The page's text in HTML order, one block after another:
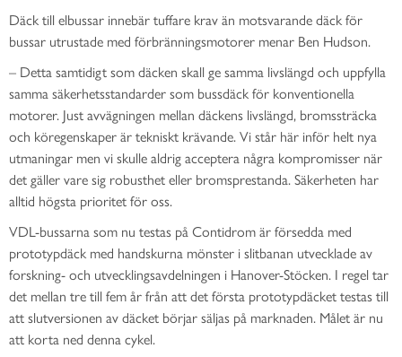
Däck till elbussar innebär tuffare krav än motsvarande däck för
bussar utrustade med förbränningsmotorer menar Ben Hudson.
– Detta samtidigt som däcken skall ge samma livslängd och uppfylla
samma säkerhetsstandarder som bussdäck för konventionella
motorer. Just avvägningen mellan däckens livslängd, bromssträcka
och köregenskaper är tekniskt krävande. Vi står här inför helt nya
utmaningar men vi skulle aldrig acceptera några kompromisser när
det gäller vare sig robusthet eller bromsprestanda. Säkerheten har
alltid högsta prioritet för oss.
VDL-bussarna som nu testas på Contidrom är försedda med
prototypdäck med handskurna mönster i slitbanan utvecklade av
forskning- och utvecklingsavdelningen i Hanover-Stöcken. I regel tar
det mellan tre till fem år från att det första prototypdäcket testas till
att slutversionen av däcket börjar säljas på marknaden. Målet är nu
att korta ned denna cykel.